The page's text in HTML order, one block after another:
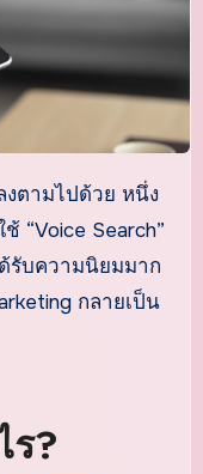
“Voice Search”
รับความนิยมมาก
กลายเป็น
?